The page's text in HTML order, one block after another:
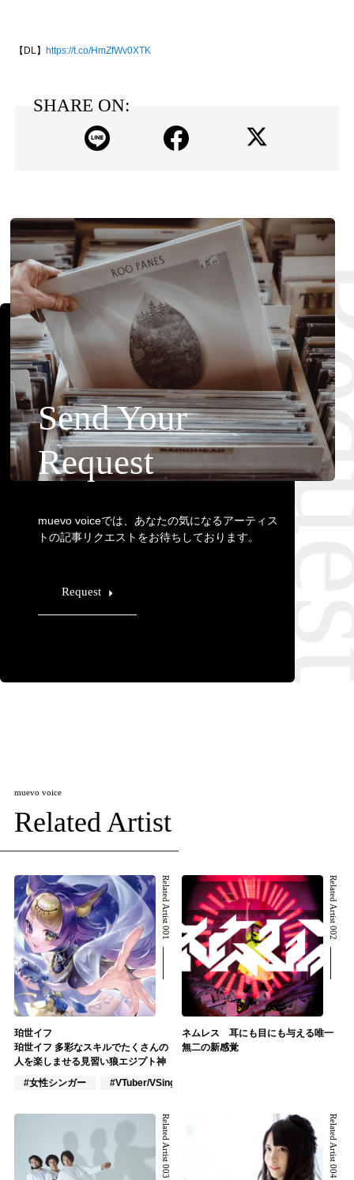
【DL】 https://t.co/HmZfWv0XTK
SHARE ON:
Send Your
Request
muevo voiceでは、あなたの気になるアーティス
トの記事リクエストをお待ちしております。
Request
muevo voice
Related Artist
Related Artist 001
珀世イフ
珀世イフ 多彩なスキルでたくさんの
人を楽しませる見習い狼エジプト神
#女性シンガー
#VTuber/VSinger
Related Artist 002
ネムレス 耳にも目にも与える唯一
無二の新感覚
Related Artist 003 Related Artist 004